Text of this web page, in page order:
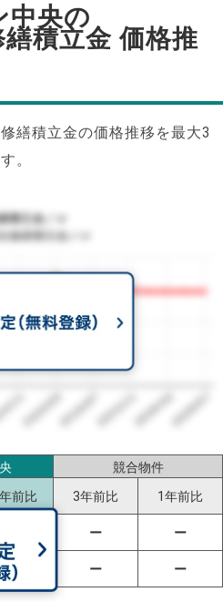
中央の
積立金 価格推
繕積立金の価格推移を最大3
。
積立金／㎡
修繕積立金／㎡
112025/032025/072025/112026/032026/07
競合物件
前比 3年前比 1年前比
）
ー ー
ー ー ー